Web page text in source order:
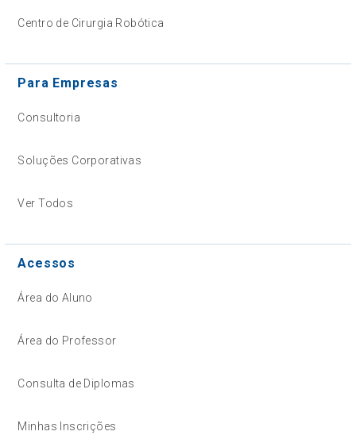
Centro de Cirurgia Robótica
Para Empresas
Consultoria
Soluções Corporativas
Ver Todos
Acessos
Área do Aluno
Área do Professor
Consulta de Diplomas
Minhas Inscrições